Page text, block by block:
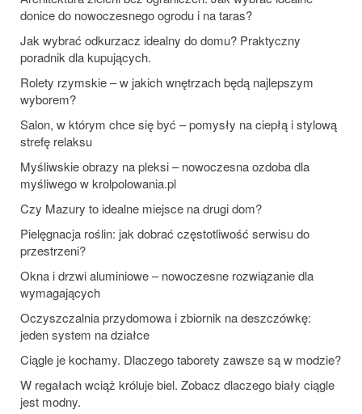
donice do nowoczesnego ogrodu i na taras?
Jak wybrać odkurzacz idealny do domu? Praktyczny
poradnik dla kupujących.
Rolety rzymskie – w jakich wnętrzach będą najlepszym
wyborem?
Salon, w którym chce się być – pomysły na ciepłą i stylową
strefę relaksu
Myśliwskie obrazy na pleksi – nowoczesna ozdoba dla
myśliwego w krolpolowania.pl
Czy Mazury to idealne miejsce na drugi dom?
Pielęgnacja roślin: jak dobrać częstotliwość serwisu do
przestrzeni?
Okna i drzwi aluminiowe – nowoczesne rozwiązanie dla
wymagających
Oczyszczalnia przydomowa i zbiornik na deszczówkę:
jeden system na działce
Ciągle je kochamy. Dlaczego taborety zawsze są w modzie?
W regałach wciąż króluje biel. Zobacz dlaczego biały ciągle
jest modny.